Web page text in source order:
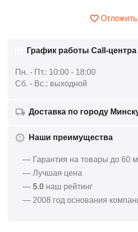
Отложить
График работы Call-центра
Пн. - Пт.: 10:00 - 18:00
Сб. - Вс.: выходной
Доставка по городу
Наши преимущества
— Гарантия на товары до 60
— Лучшая цена
— 5.0 наш рейтинг
— 2008 год основания